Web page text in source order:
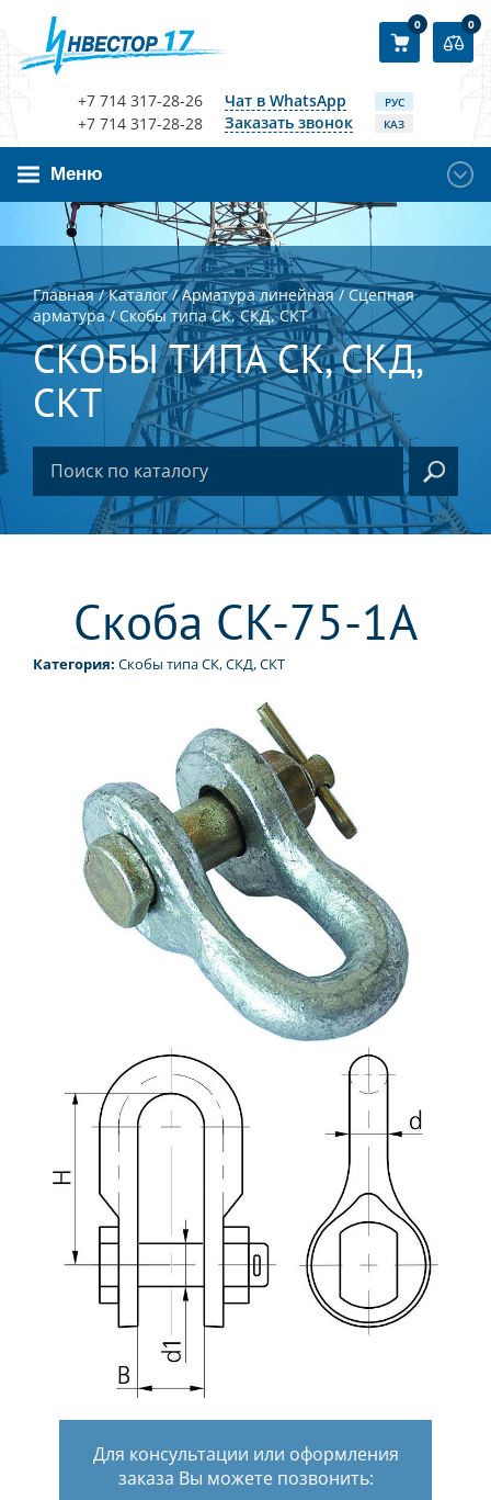
+7 714 317-28-26
+7 714 317-28-28
Чат в WhatsApp
Заказать звонок
РУС
КАЗ
0 0
Меню
Главная/Каталог/Арматура линейная/Сцепная
арматура/Скобы типа СК, СКД, СКТ
СКОБЫ ТИПА СК, СКД,
СКТ
Скоба СК-75-1А
Категория: Скобы типа СК, СКД, СКТ
Для консультации или оформления
заказа Вы можете позвонить: